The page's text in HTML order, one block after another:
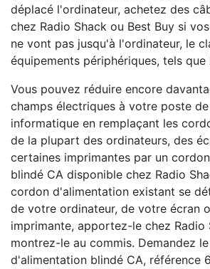
déplacé l'ordinateur, achetez des
chez Radio Shack ou Best Buy si
ne vont pas jusqu'à l'ordinateur, le
équipements périphériques, tels que
Vous pouvez réduire encore
champs électriques à votre poste
informatique en remplaçant les
de la plupart des ordinateurs, des
certaines imprimantes par un
blindé CA disponible chez Radio
cordon d'alimentation existant se
de votre ordinateur, de votre écran
imprimante, apportez-le chez Radio
montrez-le au commis. Demandez
d'alimentation blindé CA, référence